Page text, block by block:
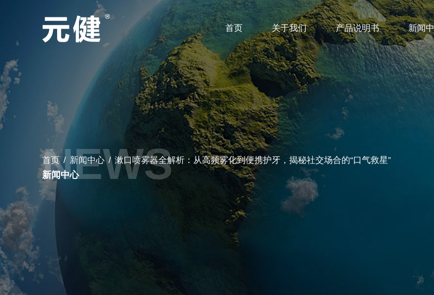
首页 关于我们 产品说明书 新闻
首页/ 新闻中心 / 漱口喷雾器全解析：从高频雾化到便携护牙，揭秘社交场合的“口气救星”
新闻中心